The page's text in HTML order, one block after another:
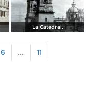
La Catedral.
6 ...
11